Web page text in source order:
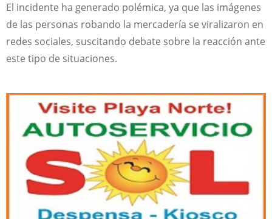
El incidente ha generado polémica, ya que las imágenes
de las personas robando la mercadería se viralizaron en
redes sociales, suscitando debate sobre la reacción ante
este tipo de situaciones.